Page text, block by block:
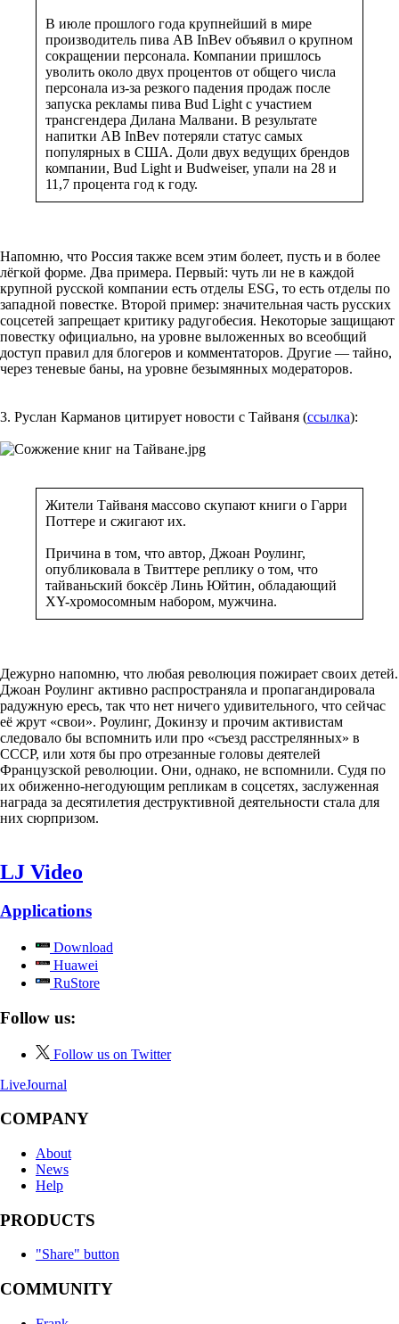
В июле прошлого года крупнейший в мире
производитель пива AB InBev объявил о крупном
сокращении персонала. Компании пришлось
уволить около двух процентов от общего числа
персонала из-за резкого падения продаж после
запуска рекламы пива Bud Light с участием
трансгендера Дилана Малвани. В результате
напитки AB InBev потеряли статус самых
популярных в США. Доли двух ведущих брендов
компании, Bud Light и Budweiser, упали на 28 и
11,7 процента год к году.
Напомню, что Россия также всем этим болеет, пусть и в более
лёгкой форме. Два примера. Первый: чуть ли не в каждой
крупной русской компании есть отделы ESG, то есть отделы по
западной повестке. Второй пример: значительная часть русских
соцсетей запрещает критику радугобесия. Некоторые защищают
повестку официально, на уровне выложенных во всеобщий
доступ правил для блогеров и комментаторов. Другие — тайно,
через теневые баны, на уровне безымянных модераторов.
3. Руслан Карманов цитирует новости с Тайваня (ссылка):
Жители Тайваня массово скупают книги о Гарри
Поттере и сжигают их.
Причина в том, что автор, Джоан Роулинг,
опубликовала в Твиттере реплику о том, что
тайваньский боксёр Линь Юйтин, обладающий
XY-хромосомным набором, мужчина.
Дежурно напомню, что любая революция пожирает своих детей.
Джоан Роулинг активно распространяла и пропагандировала
радужную ересь, так что нет ничего удивительного, что сейчас
её жрут «свои». Роулинг, Докинзу и прочим активистам
следовало бы вспомнить или про «съезд расстрелянных» в
СССР, или хотя бы про отрезанные головы деятелей
Французской революции. Они, однако, не вспомнили. Судя по
их обиженно-негодующим репликам в соцсетях, заслуженная
награда за десятилетия деструктивной деятельности стала для
них сюрпризом.
LJ Video
Applications
Download
Huawei
RuStore
Follow us:
Follow us on Twitter
LiveJournal
COMPANY
About
News
Help
PRODUCTS
"Share" button
COMMUNITY